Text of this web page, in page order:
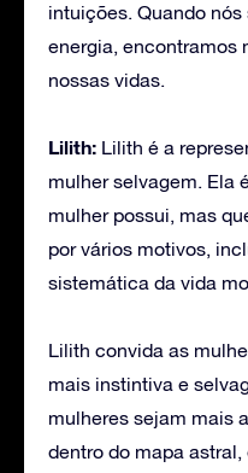
intuições. Quando
energia, encontramos
nossas vidas.
Lilith: Lilith é a
mulher selvagem. Ela
mulher possui, mas
por vários motivos,
sistemática da vida
Lilith convida as
mais instintiva e
mulheres sejam mais
dentro do mapa